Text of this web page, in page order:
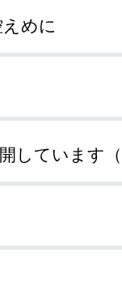
めに
しています（